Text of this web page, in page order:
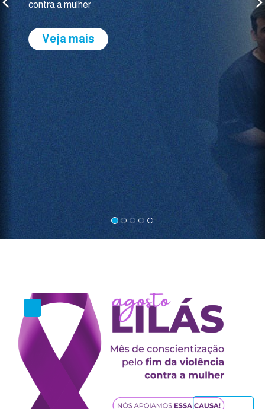
Novos contatos de cada área substituem os
antigos ramais para uma comunicação mais
eficiente e segura.
Veja mais